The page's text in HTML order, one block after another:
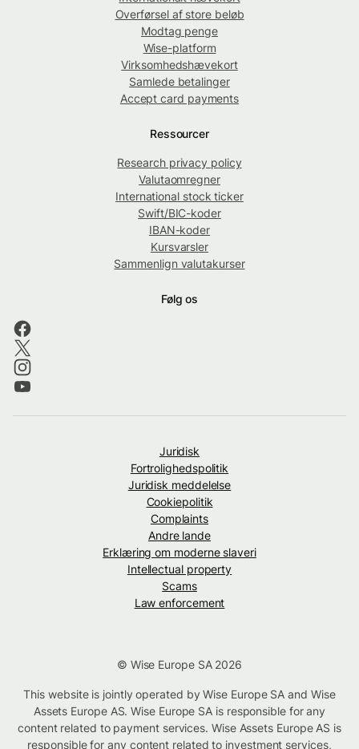
Overførsel af store beløb
Modtag penge
Wise-platform
Virksomhedshævekort
Samlede betalinger
Accept card payments
Ressourcer
Research privacy policy
Valutaomregner
International stock ticker
Swift/BIC-koder
IBAN-koder
Kursvarsler
Sammenlign valutakurser
Følg os
Juridisk
Fortrolighedspolitik
Juridisk meddelelse
Cookiepolitik
Complaints
Andre lande
Erklæring om moderne slaveri
Intellectual property
Scams
Law enforcement
© Wise Europe SA 2026
This website is jointly operated by Wise Europe SA and Wise
Assets Europe AS. Wise Europe SA is responsible for any
content related to payment services. Wise Assets Europe AS is
responsible for any content related to investment services,